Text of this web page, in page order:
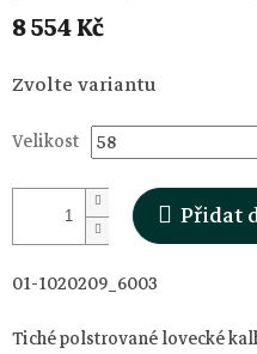
8 554 Kč
Měrná
cena:
Zvolte variantu
Velikost
Přidat
01-1020209_6003
Tiché polstrované lovecké